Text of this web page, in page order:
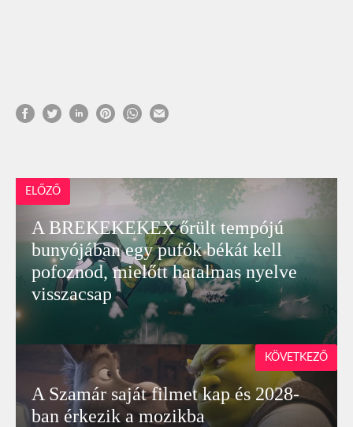
ELŐZŐ
A BREKEKEKEX őrült tempójú
bunyójában egy pufók békát kell
pofoznod, mielőtt hatalmas nyelve
visszacsap
A Szamár saját filmet kap és 2028-
ban érkezik a mozikba
KÖVETKEZŐ